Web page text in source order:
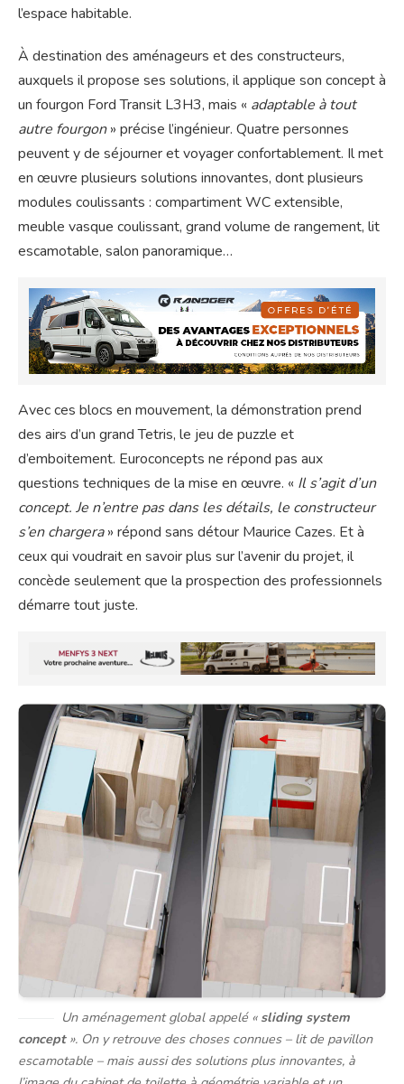
l’espace habitable.
À destination des aménageurs et des constructeurs,
auxquels il propose ses solutions, il applique son concept à
un fourgon Ford Transit L3H3, mais « adaptable à tout
autre fourgon» précise l’ingénieur. Quatre personnes
peuvent y de séjourner et voyager confortablement. Il met
en œuvre plusieurs solutions innovantes, dont plusieurs
modules coulissants : compartiment WC extensible,
meuble vasque coulissant, grand volume de rangement, lit
escamotable, salon panoramique…
Avec ces blocs en mouvement, la démonstration prend
des airs d’un grand Tetris, le jeu de puzzle et
d’emboitement. Euroconcepts ne répond pas aux
questions techniques de la mise en œuvre. « Il s’agit d’un
concept. Je n’entre pas dans les détails, le constructeur
s’en chargera» répond sans détour Maurice Cazes. Et à
ceux qui voudrait en savoir plus sur l’avenir du projet, il
concède seulement que la prospection des professionnels
démarre tout juste.
Un aménagement global appelé « sliding system
concept». On y retrouve des choses connues – lit de pavillon
escamotable – mais aussi des solutions plus innovantes, à